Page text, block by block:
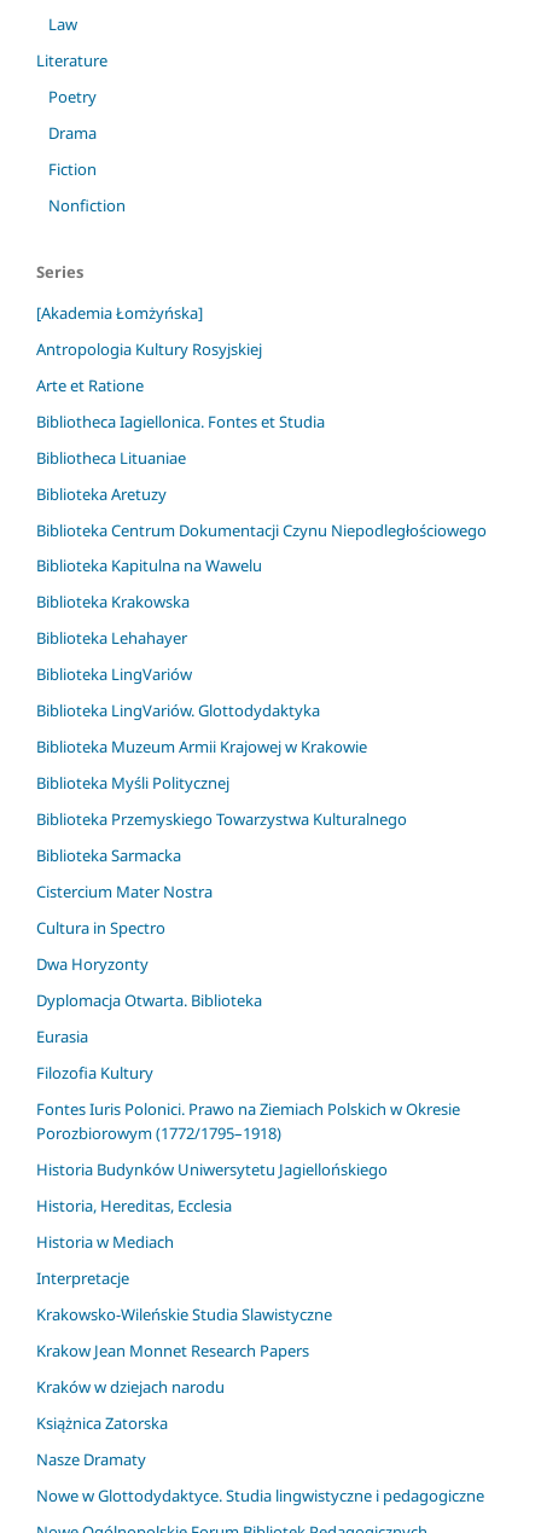
Law
Literature
Poetry
Drama
Fiction
Nonfiction
Series
[Akademia Łomżyńska]
Antropologia Kultury Rosyjskiej
Arte et Ratione
Bibliotheca Iagiellonica. Fontes et Studia
Bibliotheca Lituaniae
Biblioteka Aretuzy
Biblioteka Centrum Dokumentacji Czynu Niepodległościowego
Biblioteka Kapitulna na Wawelu
Biblioteka Krakowska
Biblioteka Lehahayer
Biblioteka LingVariów
Biblioteka LingVariów. Glottodydaktyka
Biblioteka Muzeum Armii Krajowej w Krakowie
Biblioteka Myśli Politycznej
Biblioteka Przemyskiego Towarzystwa Kulturalnego
Biblioteka Sarmacka
Cistercium Mater Nostra
Cultura in Spectro
Dwa Horyzonty
Dyplomacja Otwarta. Biblioteka
Eurasia
Filozofia Kultury
Fontes Iuris Polonici. Prawo na Ziemiach Polskich w Okresie
Porozbiorowym (1772/1795–1918)
Historia Budynków Uniwersytetu Jagiellońskiego
Historia, Hereditas, Ecclesia
Historia w Mediach
Interpretacje
Krakowsko-Wileńskie Studia Slawistyczne
Krakow Jean Monnet Research Papers
Kraków w dziejach narodu
Książnica Zatorska
Nasze Dramaty
Nowe w Glottodydaktyce. Studia lingwistyczne i pedagogiczne